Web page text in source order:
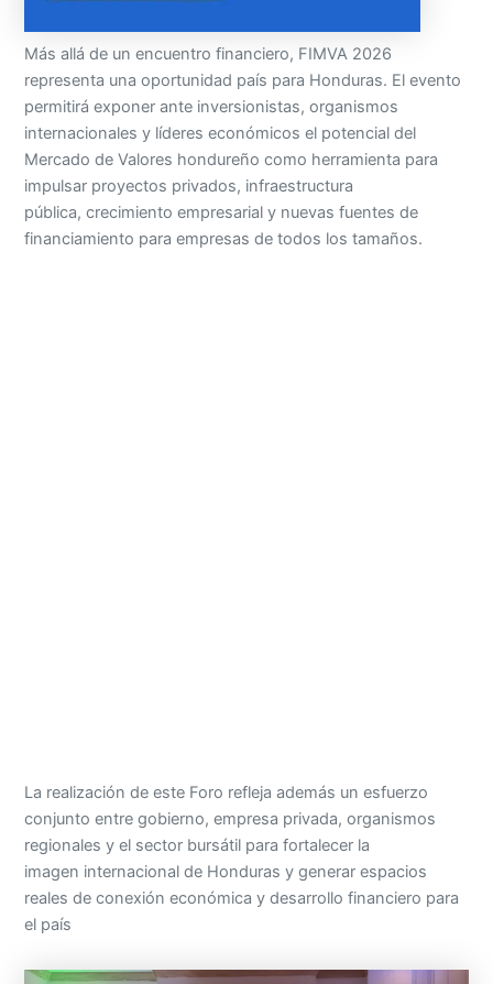
Más allá de un encuentro financiero, FIMVA 2026
representa una oportunidad país para Honduras. El evento
permitirá exponer ante inversionistas, organismos
internacionales y líderes económicos el potencial del
Mercado de Valores hondureño como herramienta para
impulsar proyectos privados, infraestructura
pública, crecimiento empresarial y nuevas fuentes de
financiamiento para empresas de todos los tamaños.
La realización de este Foro refleja además un esfuerzo
conjunto entre gobierno, empresa privada, organismos
regionales y el sector bursátil para fortalecer la
imagen internacional de Honduras y generar espacios
reales de conexión económica y desarrollo financiero para
el país